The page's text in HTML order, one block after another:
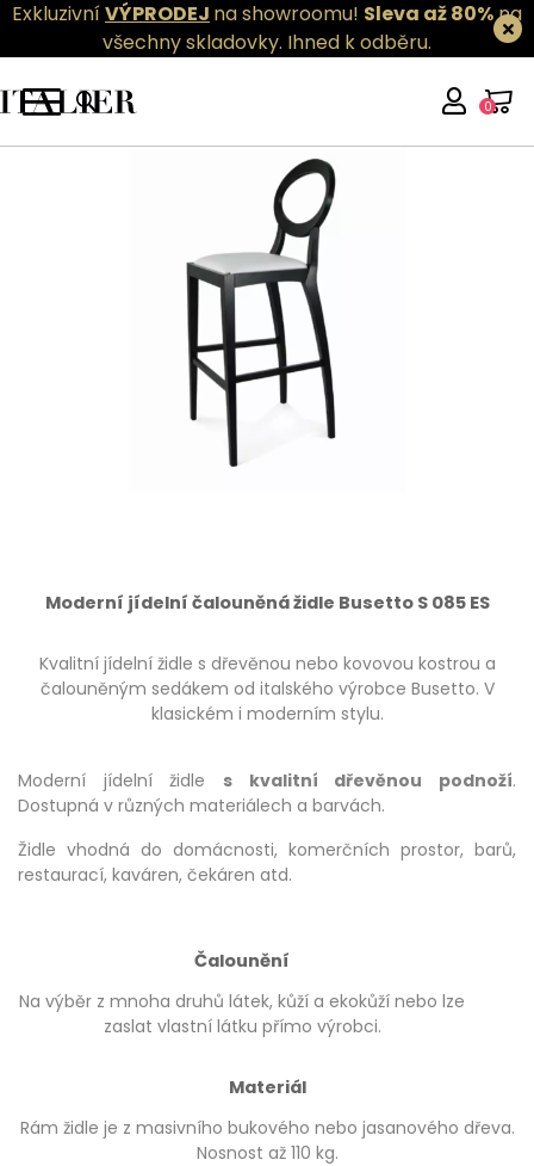
ExkluzivníVÝPRODEJ na showroomu! Sleva až 80%na
všechny skladovky. Ihned k odběru.
0
Moderní jídelní čalouněná židle Busetto S 085 ES
Kvalitní jídelní židle s dřevěnou nebo kovovou kostrou a
čalouněným sedákem od italského výrobce Busetto. V
klasickém i moderním stylu.
Moderní jídelní židle s kvalitní dřevěnou podnoží.
Dostupná v různých materiálech a barvách.
Židle vhodná do domácnosti, komerčních prostor, barů,
restaurací, kaváren, čekáren atd.
Čalounění
Na výběr z mnoha druhů látek, kůží a ekokůží nebo lze
zaslat vlastní látku přímo výrobci.
Materiál
Rám židle je z masivního bukového nebo jasanového dřeva.
Nosnost až 110 kg.